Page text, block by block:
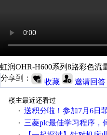
虹润OHR-H600系列8路彩色流
分享到：
收藏 邀请回答
楼主最近还看过
· 送积分啦！参加7月6日菲尼克斯在
· 三菱plc最佳学习程序，伺服控制，各种报警，注释详细